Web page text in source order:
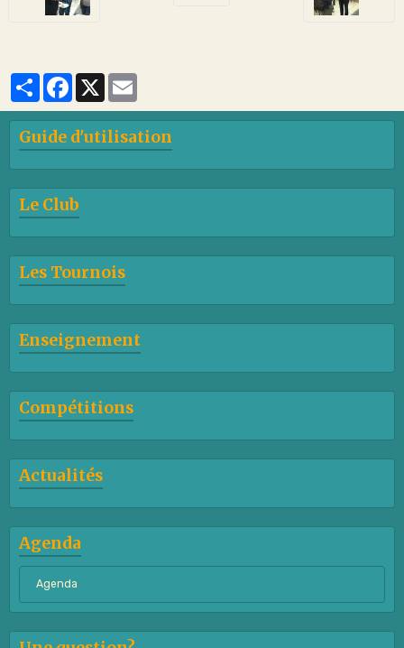
PartagerFacebook
Guide d'utilisation
Le Club
Les Tournois
Enseignement
Compétitions
Actualités
Agenda
Agenda